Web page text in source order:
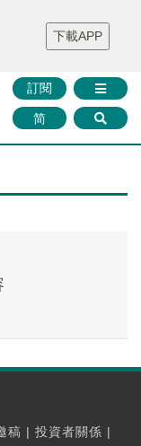
財華證券 媒體矩陣
智庫沙龍
聯絡我們
訂閱
简
下載APP
稿 | 投資者關係 |